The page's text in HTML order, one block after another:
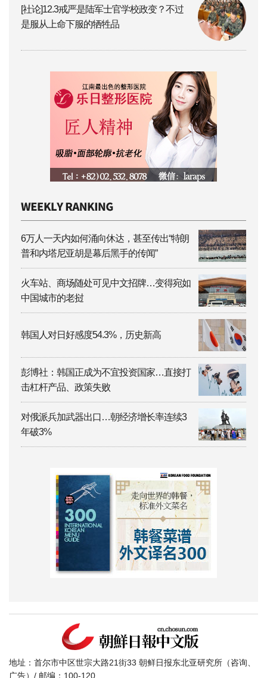
[社论]12.3戒严是陆军士官学校政变？不过
是服从上命下服的牺牲品
6万人一天内如何涌向休达，甚至传出“特朗
普和内塔尼亚胡是幕后黑手的传闻”
火车站、商场随处可见中文招牌…变得宛如
中国城市的老挝
韩国人对日好感度54.3%，历史新高
彭博社：韩国正成为不宜投资国家…直接打
击杠杆产品、政策失败
对俄派兵加武器出口…朝经济增长率连续3
年破3%
地址：首尔市中区世宗大路21街33 朝鲜日报东北亚研究所（咨询、
广告）/ 邮编：100-120